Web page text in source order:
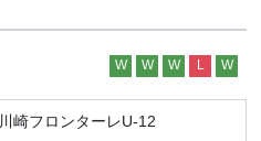
W W W L W
川崎フロンターレU-12